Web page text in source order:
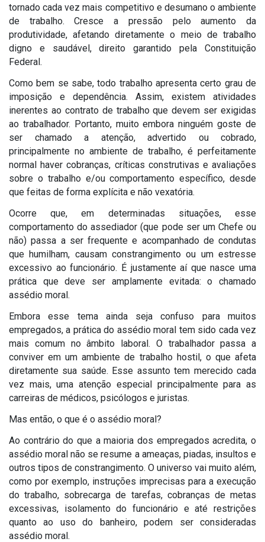
tornado cada vez mais competitivo e desumano o ambiente
de trabalho. Cresce a pressão pelo aumento da
produtividade, afetando diretamente o meio de trabalho
digno e saudável, direito garantido pela Constituição
Federal.
Como bem se sabe, todo trabalho apresenta certo grau de
imposição e dependência. Assim, existem atividades
inerentes ao contrato de trabalho que devem ser exigidas
ao trabalhador. Portanto, muito embora ninguém goste de
ser chamado a atenção, advertido ou cobrado,
principalmente no ambiente de trabalho, é perfeitamente
normal haver cobranças, críticas construtivas e avaliações
sobre o trabalho e/ou comportamento específico, desde
que feitas de forma explícita e não vexatória.
Ocorre que, em determinadas situações, esse
comportamento do assediador (que pode ser um Chefe ou
não) passa a ser frequente e acompanhado de condutas
que humilham, causam constrangimento ou um estresse
excessivo ao funcionário. É justamente aí que nasce uma
prática que deve ser amplamente evitada: o chamado
assédio moral.
Embora esse tema ainda seja confuso para muitos
empregados, a prática do assédio moral tem sido cada vez
mais comum no âmbito laboral. O trabalhador passa a
conviver em um ambiente de trabalho hostil, o que afeta
diretamente sua saúde. Esse assunto tem merecido cada
vez mais, uma atenção especial principalmente para as
carreiras de médicos, psicólogos e juristas.
Mas então, o que é o assédio moral?
Ao contrário do que a maioria dos empregados acredita, o
assédio moral não se resume a ameaças, piadas, insultos e
outros tipos de constrangimento. O universo vai muito além,
como por exemplo, instruções imprecisas para a execução
do trabalho, sobrecarga de tarefas, cobranças de metas
excessivas, isolamento do funcionário e até restrições
quanto ao uso do banheiro, podem ser consideradas
assédio moral.